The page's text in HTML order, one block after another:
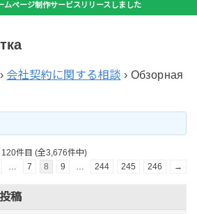
ムページ制作サービスリリースしました
› 会社契約に関する相談 › Обзорная
件目 (全3,676件中)
7 8 9 244 245 246 →
投稿